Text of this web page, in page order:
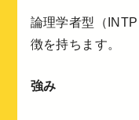
論理学者型（
徴を持ちます。
強み